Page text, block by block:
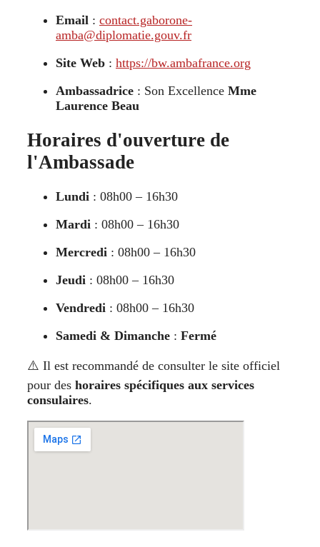
Email : contact.gaborone-
amba@diplomatie.gouv.fr
Site Web : https://bw.ambafrance.org
Ambassadrice : Son Excellence Mme
Laurence Beau
Horaires d'ouverture de
l'Ambassade
Lundi : 08h00 – 16h30
Mardi : 08h00 – 16h30
Mercredi : 08h00 – 16h30
Jeudi : 08h00 – 16h30
Vendredi : 08h00 – 16h30
Samedi & Dimanche : Fermé
⚠️ Il est recommandé de consulter le site officiel
pour des horaires spécifiques aux services
consulaires.